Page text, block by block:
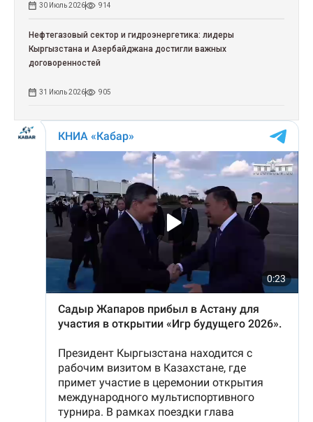
30 Июль 2026 914
Нефтегазовый сектор и гидроэнергетика: лидеры
Кыргызстана и Азербайджана достигли важных
договоренностей
31 Июль 2026 905